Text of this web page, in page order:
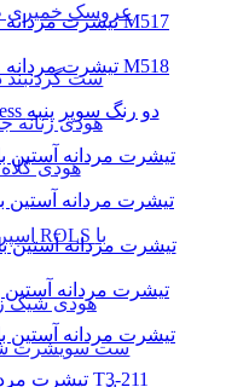
عروسک خمیری
ست گردنبند
هودی زنانه
هودی شیک
ست سویشرت
تیشرت مردانه مخمل کبریتی سه رنگ مدل M517
تیشرت مردانه مخمل کبریتی سه رنگ مدل M518
تیشرت مردانه برند think less دو رنگ سوپر پنبه
تیشرت مردانه آستین
تیشرت مردانه آستین
تیشرت مردانه آستین
تیشرت مردانه آستین
تیشرت مردانه آستین
تیشرت مردانه دو رنگ اسپورت مدل T3-211